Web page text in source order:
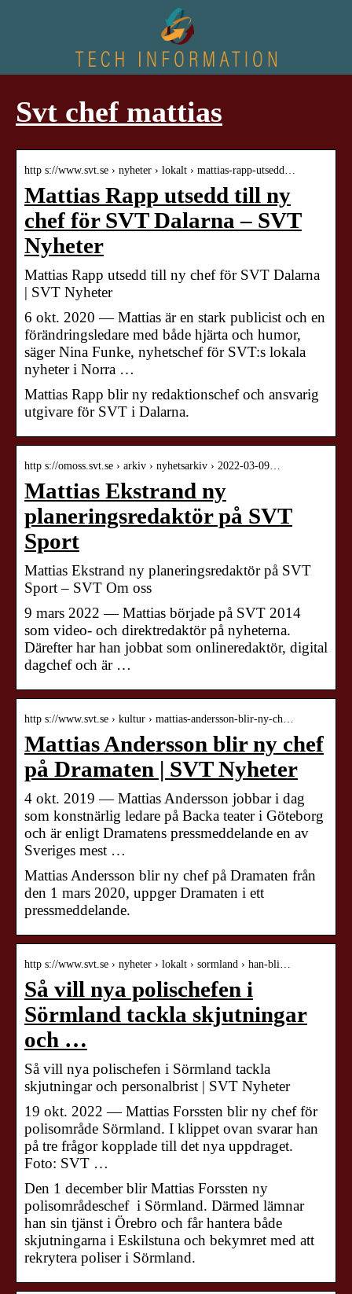
Svt chef mattias
http s://www.svt.se › nyheter › lokalt › mattias-rapp-utsedd…
Mattias Rapp utsedd till ny
chef för SVT Dalarna – SVT
Nyheter
Mattias Rapp utsedd till ny chef för SVT Dalarna
| SVT Nyheter
6 okt. 2020 — Mattias är en stark publicist och en
förändringsledare med både hjärta och humor,
säger Nina Funke, nyhetschef för SVT:s lokala
nyheter i Norra …
Mattias Rapp blir ny redaktionschef och ansvarig
utgivare för SVT i Dalarna.
http s://omoss.svt.se › arkiv › nyhetsarkiv › 2022-03-09…
Mattias Ekstrand ny
planeringsredaktör på SVT
Sport
Mattias Ekstrand ny planeringsredaktör på SVT
Sport – SVT Om oss
9 mars 2022 — Mattias började på SVT 2014
som video- och direktredaktör på nyheterna.
Därefter har han jobbat som onlineredaktör, digital
dagchef och är …
http s://www.svt.se › kultur › mattias-andersson-blir-ny-ch…
Mattias Andersson blir ny chef
på Dramaten | SVT Nyheter
4 okt. 2019 — Mattias Andersson jobbar i dag
som konstnärlig ledare på Backa teater i Göteborg
och är enligt Dramatens pressmeddelande en av
Sveriges mest …
Mattias Andersson blir ny chef på Dramaten från
den 1 mars 2020, uppger Dramaten i ett
pressmeddelande.
http s://www.svt.se › nyheter › lokalt › sormland › han-bli…
Så vill nya polischefen i
Sörmland tackla skjutningar
och …
Så vill nya polischefen i Sörmland tackla
skjutningar och personalbrist | SVT Nyheter
19 okt. 2022 — Mattias Forssten blir ny chef för
polisområde Sörmland. I klippet ovan svarar han
på tre frågor kopplade till det nya uppdraget.
Foto: SVT …
Den 1 december blir Mattias Forssten ny
polisområdeschef i Sörmland. Därmed lämnar
han sin tjänst i Örebro och får hantera både
skjutningarna i Eskilstuna och bekymret med att
rekrytera poliser i Sörmland.